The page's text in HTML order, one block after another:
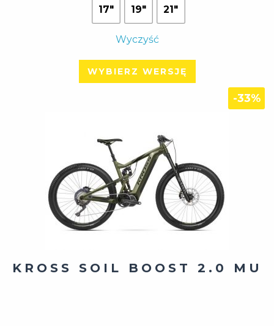
17" 19" 21"
Wyczyść
WYBIERZ WERSJĘ
-33%
KROSS SOIL BOOST 2.0 MU